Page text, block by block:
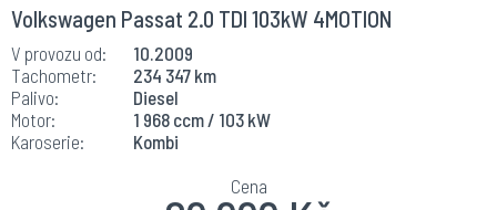
Volkswagen Passat 2.0 TDI 103kW 4MOTION
V provozu od:
10.2009
Tachometr:
234 347 km
Palivo:
Diesel
Motor:
1 968 ccm / 103 kW
Karoserie:
Kombi
Cena
Marketingové cookies
Cookie se používají pro nabídku relevantního obsahu a reklam